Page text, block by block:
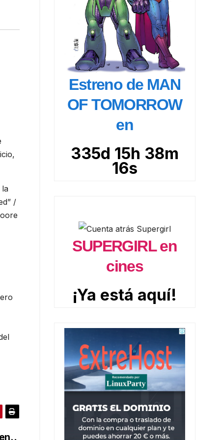
la
/
Estreno de MAN
OF TOMORROW
en
335d 15h 38m
15s
SUPERGIRL en
cines
¡Ya está aquí!